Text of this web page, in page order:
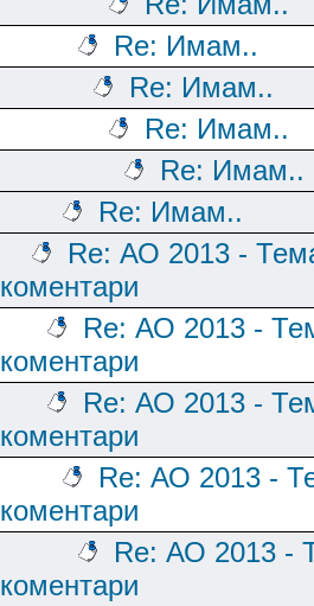
Re: Имам..
Re: Имам..
Re: Имам..
Re: Имам..
Re: Имам..
Re: АО 2013 -
коментари
Re: АО 2013 -
коментари
Re: АО 2013 -
коментари
Re: АО 2013 -
коментари
Re: АО 2013 -
коментари